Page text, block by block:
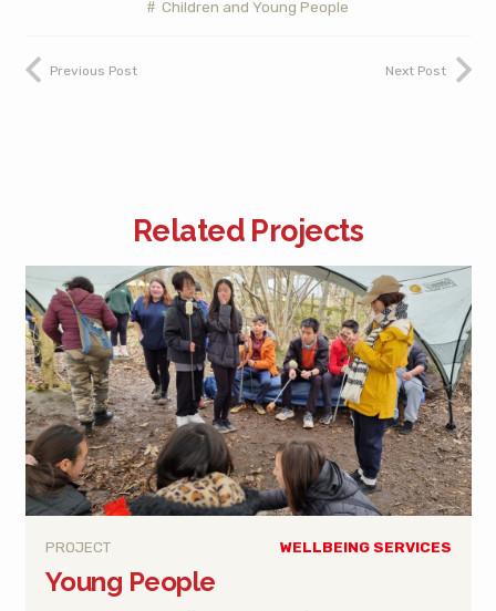
Children and Young People
Previous Post Next Post
Related Projects
PROJECT WELLBEING SERVICES
Young People